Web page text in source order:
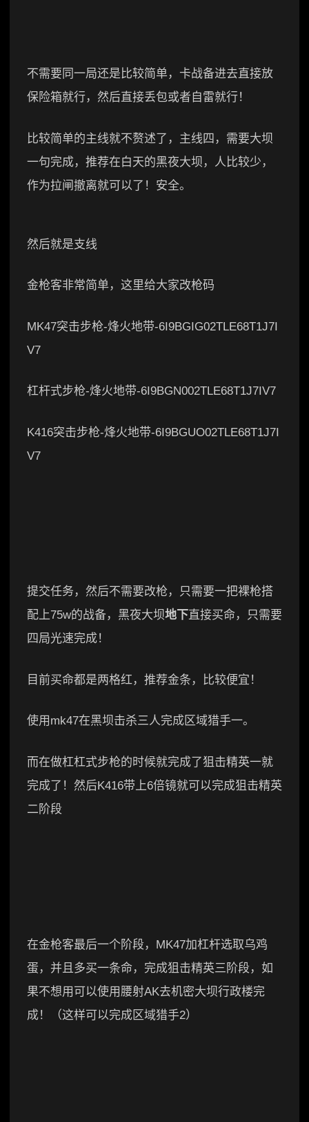
不需要同一局还是比较简单，卡战备进去直接放
保险箱就行，然后直接丢包或者自雷就行！
比较简单的主线就不赘述了，主线四，需要大坝
一句完成，推荐在白天的黑夜大坝，人比较少，
作为拉闸撤离就可以了！安全。
然后就是支线
金枪客非常简单，这里给大家改枪码
MK47突击步枪-烽火地带-6I9BGIG02TLE68T1J7I
V7
杠杆式步枪-烽火地带-6I9BGN002TLE68T1J7IV7
K416突击步枪-烽火地带-6I9BGUO02TLE68T1J7I
V7
提交任务，然后不需要改枪，只需要一把裸枪搭
配上75w的战备，黑夜大坝地下直接买命，只需要
四局光速完成！
目前买命都是两格红，推荐金条，比较便宜！
使用mk47在黑坝击杀三人完成区域猎手一。
而在做杠杠式步枪的时候就完成了狙击精英一就
完成了！然后K416带上6倍镜就可以完成狙击精英
二阶段
在金枪客最后一个阶段，MK47加杠杆选取乌鸡
蛋，并且多买一条命，完成狙击精英三阶段，如
果不想用可以使用腰射AK去机密大坝行政楼完
成！（这样可以完成区域猎手2）